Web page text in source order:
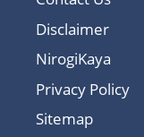
Disclaimer
NirogiKaya
Privacy Policy
Sitemap